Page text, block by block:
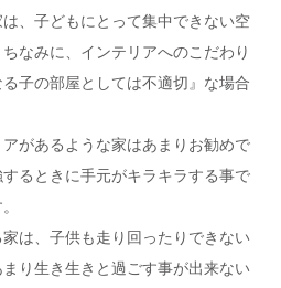
、子どもにとって集中できない空
なみに、インテリアへのこだわり
子の部屋としては不適切』な場合
があるような家はあまりお勧めで
るときに手元がキラキラする事で
は、子供も走り回ったりできない
り生き生きと過ごす事が出来ない